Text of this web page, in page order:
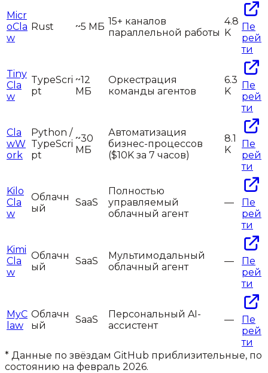
Micr
oCla
w
Rust ~5 МБ 15+ каналов
параллельной работы
4.8
K
Пе
рей
ти
Tiny
Cla
w
TypeScri
pt
~12
МБ
Оркестрация
команды агентов
6.3
K
Пе
рей
ти
Cla
wW
ork
Python /
TypeScri
pt
~30
МБ
Автоматизация
бизнес-процессов
($10K за 7 часов)
8.1
K
Пе
рей
ти
Kilo
Cla
w
Облачн
ый
SaaS
Полностью
управляемый
облачный агент
—
Пе
рей
ти
Kimi
Cla
w
Облачн
ый
SaaS
Мультимодальный
облачный агент
—
Пе
рей
ти
MyC
law
Облачн
ый
SaaS
Персональный AI-
ассистент
—
Пе
рей
ти
* Данные по звёздам GitHub приблизительные, по
состоянию на февраль 2026.